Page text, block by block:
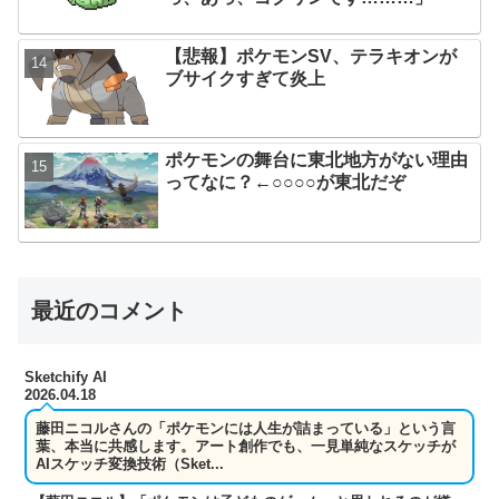
【悲報】ポケモンSV、テラキオンが
ブサイクすぎて炎上
ポケモンの舞台に東北地方がない理由
ってなに？←○○○○が東北だぞ
最近のコメント
Sketchify AI
2026.04.18
藤田ニコルさんの「ポケモンには人生が詰まっている」という言
葉、本当に共感します。アート創作でも、一見単純なスケッチが
AIスケッチ変換技術（Sket...